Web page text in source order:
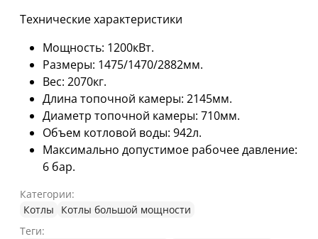
Технические характеристики
Мощность: 1200кВт.
Размеры: 1475/1470/2882мм.
Вес: 2070кг.
Длина топочной камеры: 2145мм.
Диаметр топочной камеры: 710мм.
Объем котловой воды: 942л.
Максимально допустимое рабочее давление:
6 бар.
Категории:
Котлы
Котлы большой мощности
Теги: